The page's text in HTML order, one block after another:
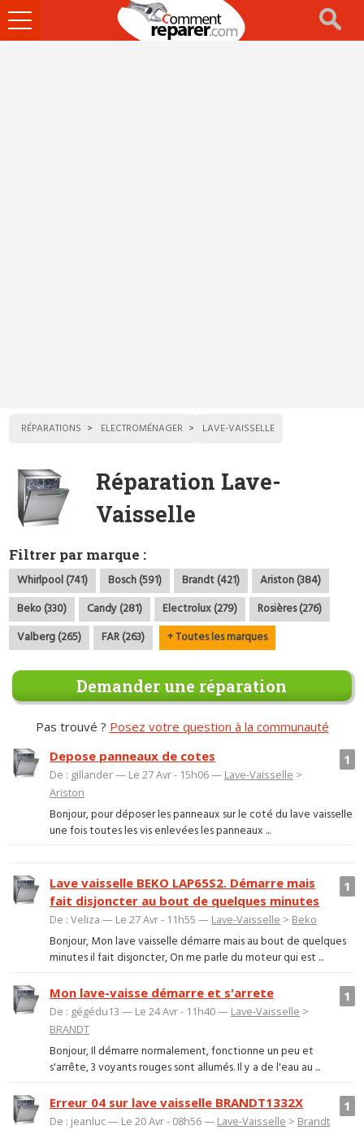
Ouvrir
le
RÉPARATIONS ELECTROMÉNAGER LAVE-VAISSELLE
Réparation Lave-
Vaisselle
Filtrer par marque :
Whirlpool (741) Bosch (591) Brandt (421)
Ariston (384)
Beko (330)
Candy (281) Electrolux (279)
Rosières (276)
Valberg (265)
FAR (263) + Toutes les marques
Demander une réparation
Pas trouvé ? Posez votre question à la communauté
1
Depose panneaux de cotes
De : gillander — Le 27 Avr - 15h06 — Lave-Vaisselle >
Ariston
Bonjour, pour déposer les panneaux sur le coté du lave vaisselle
une fois toutes les vis enlevées les panneaux ...
1
Lave vaisselle BEKO LAP65S2. Démarre mais
fait disjoncter au bout de quelques minutes
De : Veliza — Le 27 Avr - 11h55 — Lave-Vaisselle > Beko
Bonjour, Mon lave vaisselle démarre mais au bout de quelques
minutes il fait disjoncter, On me parle du moteur qui est ...
1
Mon lave-vaisse démarre et s'arrete
De : gégédu13 — Le 24 Avr - 11h40 — Lave-Vaisselle >
BRANDT
Bonjour, Il démarre normalement, fonctionne un peu et
s'arrête, 3 voyants rouges sont allumés. Il y a de l'eau au ...
1
Erreur 04 sur lave vaisselle BRANDT1332X
De : jeanluc — Le 20 Avr - 08h56 — Lave-Vaisselle > Brandt